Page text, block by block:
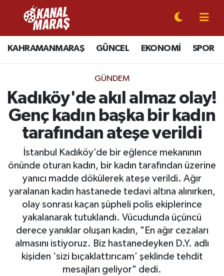
KAHRAMANMARAŞ GÜNCEL EKONOMİ SPOR
GÜNDEM
Kadıköy'de akıl almaz olay!
Genç kadın başka bir kadın
tarafından ateşe verildi
İstanbul Kadıköy’de bir eğlence mekanının
önünde oturan kadın, bir kadın tarafından üzerine
yanıcı madde dökülerek ateşe verildi. Ağır
yaralanan kadın hastanede tedavi altına alınırken,
olay sonrası kaçan şüpheli polis ekiplerince
yakalanarak tutuklandı. Vücudunda üçüncü
derece yanıklar oluşan kadın, "En ağır cezaları
almasını istiyoruz. Biz hastanedeyken D.Y. adlı
kişiden ‘sizi bıçaklattırıcam’ şeklinde tehdit
mesajları geliyor" dedi.
CANLI YAYIN
KAHRAMANMARAŞ
SPOR
SİYASET
EKONOMİ
GÜNDEM
MAGAZİN
SAĞLIK
Kahramanmaraş Nöbetçi Eczaneler
Kahramanmaraş Hava Durumu
Kahramanmaraş Trafik Yoğunluk Haritası
Süper Lig Puan Durumu ve Fikstür
Tüm Manşetler
Son Dakika Haberleri
Haber Arşivi